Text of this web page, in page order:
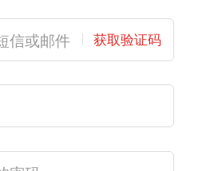
获取验证码